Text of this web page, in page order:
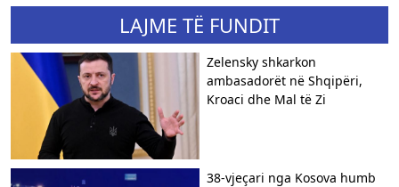
LAJME TË FUNDIT
Zelensky shkarkon
ambasadorët në Shqipëri,
Kroaci dhe Mal të Zi
38-vjeçari nga Kosova humb